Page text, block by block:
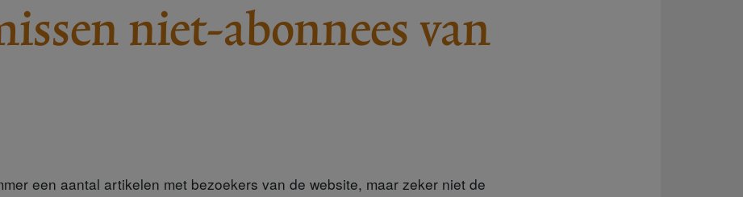
niet-abonnees van
een aantal artikelen met bezoekers van de website, maar zeker niet de